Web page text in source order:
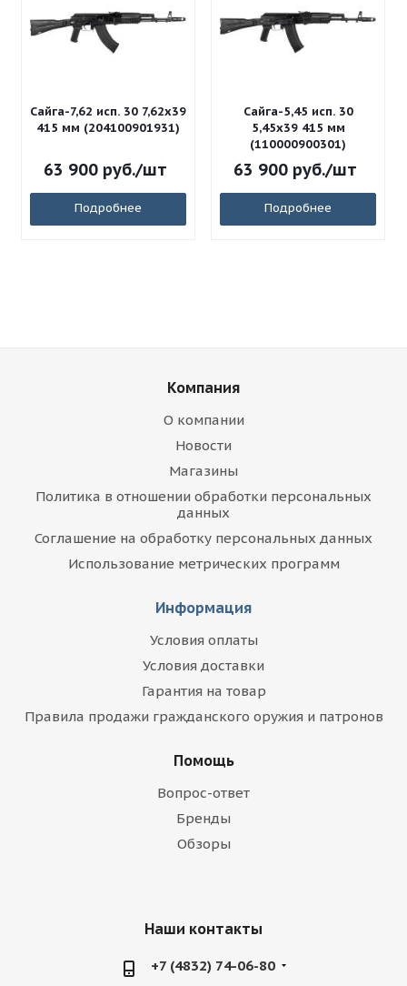
Сайга-7,62 исп. 30 7,62x39
415 мм (204100901931)
63 900руб./шт
Подробнее
Сайга-5,45 исп. 30
5,45x39 415 мм
(110000900301)
63 900руб./шт
Подробнее
Компания
О компании
Новости
Магазины
Политика в отношении обработки персональных
данных
Соглашение на обработку персональных данных
Использование метрических программ
Информация
Условия оплаты
Условия доставки
Гарантия на товар
Правила продажи гражданского оружия и патронов
Помощь
Вопрос-ответ
Бренды
Обзоры
Наши контакты
+7 (4832) 74-06-80